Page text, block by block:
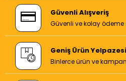
Güvenli Alışveriş
Güvenli ve kolay ödeme
Geniş Ürün Yelpazesi
Binlerce ürün ve